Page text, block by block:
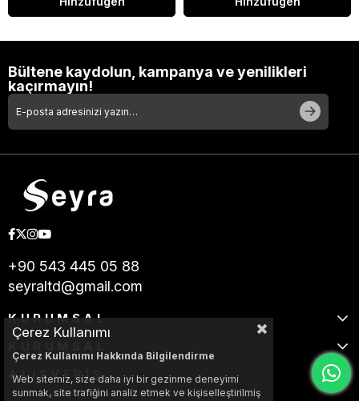
Bültene kaydolun, kampanya ve yenilikleri
kaçırmayın!
+90 543 445 05 88
seyraltd@gmail.com
KURUMSAL
ALIŞVERİŞ
Çerez Kullanımı
Çerez Kullanımı Hakkında Bilgilendirme
Web sitemiz, size daha iyi bir gezinme deneyimi
sunmak, site trafiğini analiz etmek ve kişiselleştirilmiş